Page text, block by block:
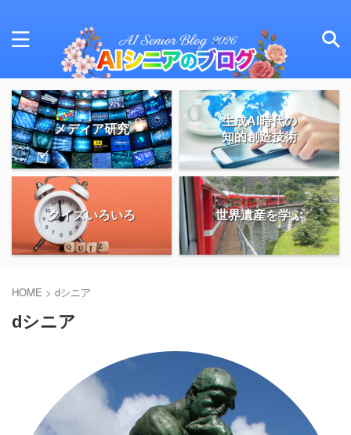
メディア研究
生成AI時代の
知的創造技術
クイズいろいろ 世界遺産を学ぶ
HOME > dシニア
dシニア